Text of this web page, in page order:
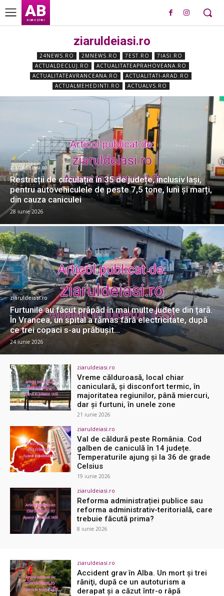
AB
ROBO ȘTIRI
ziaruldeiasi.ro
24NEWS.RO 2MNEWS.RO 7EST.RO
7IASI.RO
ACTUALDECLUJ.RO
ACTUALITATEAPRAHOVEANA.RO
ACTUALITATEAVRANCEANA.RO
ACTUALITATI-ARAD.RO
ACTUALMEHEDINTI.RO
ACTUALVS.RO
ziaruldeiasi.ro
Restricții de circulație în 35 de județe, inclusiv Iași,
pentru autovehiculele de peste 7,5 tone, luni și marți,
din cauza caniculei
28 iunie 2026
ziaruldeiasi.ro
Furtunile au făcut prăpăd în mai multe județe din țară.
În Vrancea, un spital a rămas fără electricitate, după
ce trei copaci s-au prăbuşit...
24 iunie 2026
ziaruldeiasi.ro
Vreme călduroasă, local chiar
caniculară, şi disconfort termic, în
majoritatea regiunilor, până miercuri,
dar şi furtuni, în unele zone
21 iunie 2026
ziaruldeiasi.ro
Val de căldură peste România. Cod
galben de caniculă în 14 județe.
Temperaturile ajung și la 36 de grade
Celsius
19 iunie 2026
ziaruldeiasi.ro
Reforma administrației publice sau
reforma administrativ-teritorială, care
trebuie făcută prima?
8 iunie 2026
ziaruldeiasi.ro
Accident grav în Alba. Un mort şi trei
răniţi, după ce un autoturism a
derapat şi a căzut într-o râpă